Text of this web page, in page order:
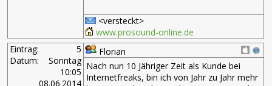
<versteckt>
www.prosound-online.de
Eintrag:
5
Datum:
Sonntag
10:05
08.06.2014
Florian
Nach nun 10 Jähriger Zeit als Kunde bei
Internetfreaks, bin ich von Jahr zu Jahr mehr